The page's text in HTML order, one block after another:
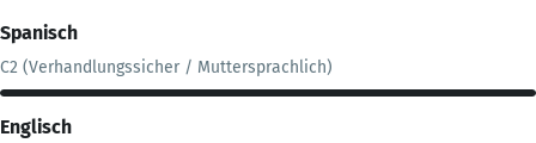
Spanisch
C2 (Verhandlungssicher / Muttersprachlich)
Englisch